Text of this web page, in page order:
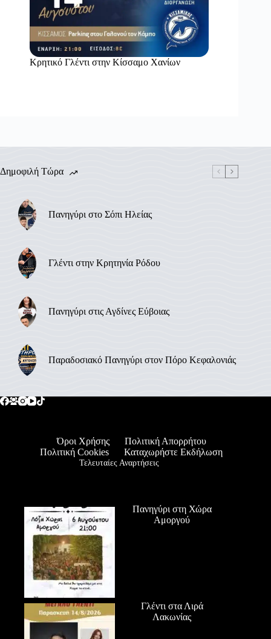
Κρητικό Γλέντι στην Κίσσαμο Χανίων
Δημοφιλή Τώρα
Πανηγύρι στο Σόπι Ηλείας
Γλέντι στην Κρητηνία Ρόδου
Πανηγύρι στις Αγδίνες Εύβοιας
Παραδοσιακό Πανηγύρι στον Πόρο Κεφαλονιάς
Όροι Χρήσης
Πολιτική Απορρήτου
Πολιτική Cookies
Καταχωρήστε Εκδήλωση
Τελευταίες Αναρτήσεις
Πανηγύρι στη Χώρα
Αμοργού
Γλέντι στα Λιρά
Λακωνίας